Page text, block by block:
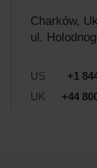
Charków,
ul.
US
+1
UK
+44